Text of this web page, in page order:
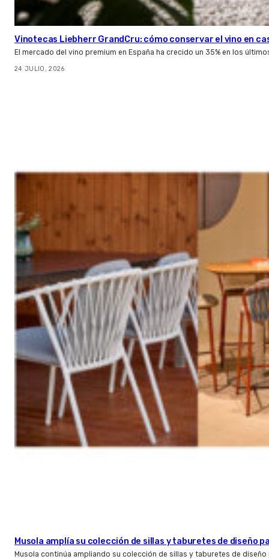
Vinotecas Liebherr GrandCru: cómo conservar el vino en
El mercado del vino premium en España ha crecido un 35% en los
24 JULIO, 2026
Musola amplía su colección de sillas y taburetes de diseño
Musola continúa ampliando su colección de sillas y taburetes de